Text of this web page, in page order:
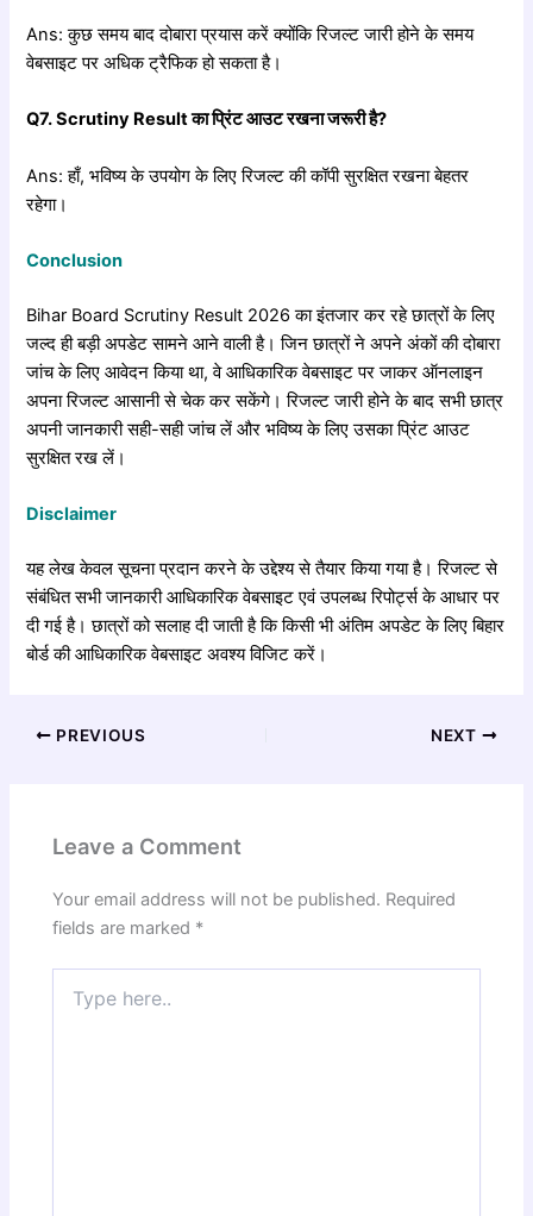
Ans: कुछ समय बाद दोबारा प्रयास करें क्योंकि रिजल्ट जारी होने के समय
वेबसाइट पर अधिक ट्रैफिक हो सकता है।
Q7. Scrutiny Resultकाप्रिंटआउटरखनाजरूरीहै?
Ans: हाँ, भविष्य के उपयोग के लिए रिजल्ट की कॉपी सुरक्षित रखना बेहतर
रहेगा।
Conclusion
Bihar Board Scrutiny Result 2026 का इंतजार कर रहे छात्रों के लिए
जल्द ही बड़ी अपडेट सामने आने वाली है। जिन छात्रों ने अपने अंकों की दोबारा
जांच के लिए आवेदन किया था, वे आधिकारिक वेबसाइट पर जाकर ऑनलाइन
अपना रिजल्ट आसानी से चेक कर सकेंगे। रिजल्ट जारी होने के बाद सभी छात्र
अपनी जानकारी सही-सही जांच लें और भविष्य के लिए उसका प्रिंट आउट
सुरक्षित रख लें।
Disclaimer
यह लेख केवल सूचना प्रदान करने के उद्देश्य से तैयार किया गया है। रिजल्ट से
संबंधित सभी जानकारी आधिकारिक वेबसाइट एवं उपलब्ध रिपोर्ट्स के आधार पर
दी गई है। छात्रों को सलाह दी जाती है कि किसी भी अंतिम अपडेट के लिए बिहार
बोर्ड की आधिकारिक वेबसाइट अवश्य विजिट करें।
PREVIOUS NEXT
Leave a Comment
Your email address will not be published. Required
fields are marked *
here..